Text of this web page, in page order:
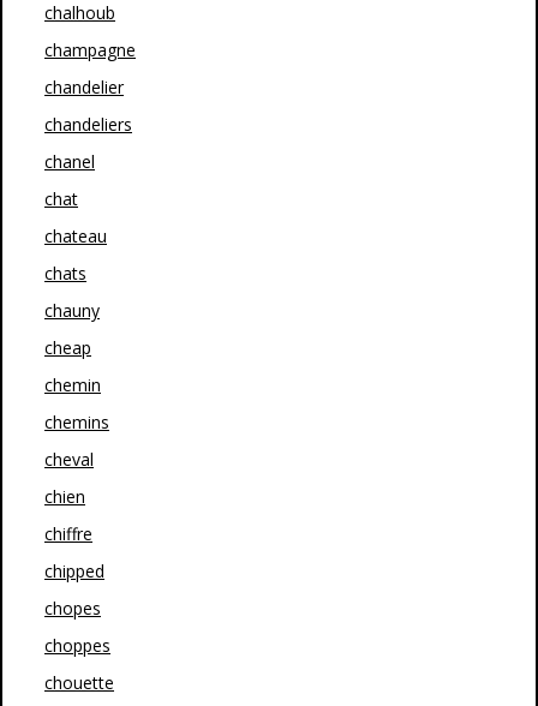
chalhoub
champagne
chandelier
chandeliers
chanel
chat
chateau
chats
chauny
cheap
chemin
chemins
cheval
chien
chiffre
chipped
chopes
choppes
chouette